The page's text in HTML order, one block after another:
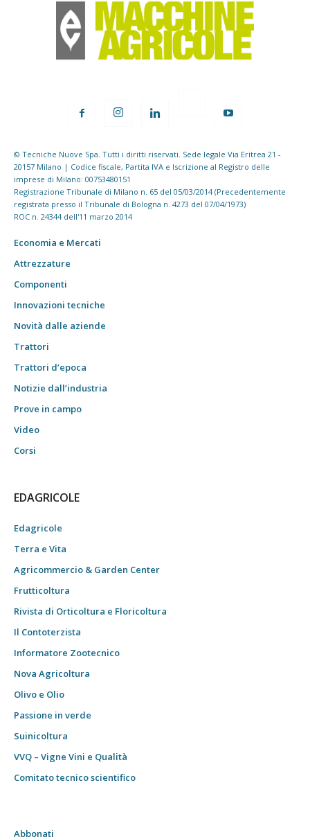
© Tecniche Nuove Spa. Tutti i diritti riservati. Sede legale Via Eritrea 21 -
20157 Milano | Codice fiscale, Partita IVA e Iscrizione al Registro delle
imprese di Milano: 00753480151
Registrazione Tribunale di Milano n. 65 del 05/03/2014 (Precedentemente
registrata presso il Tribunale di Bologna n. 4273 del 07/04/1973)
ROC n. 24344 dell'11 marzo 2014
Economia e Mercati
Attrezzature
Componenti
Innovazioni tecniche
Novità dalle aziende
Trattori
Trattori d’epoca
Notizie dall’industria
Prove in campo
Video
Corsi
EDAGRICOLE
Edagricole
Terra e Vita
Agricommercio & Garden Center
Frutticoltura
Rivista di Orticoltura e Floricoltura
Il Contoterzista
Informatore Zootecnico
Nova Agricoltura
Olivo e Olio
Passione in verde
Suinicoltura
VVQ – Vigne Vini e Qualità
Comitato tecnico scientifico
Abbonati